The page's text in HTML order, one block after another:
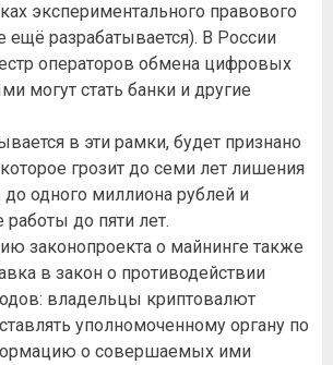
экспериментального правового
разрабатывается). В России
операторов обмена цифровых
могут стать банки и другие
в эти рамки, будет признано
грозит до семи лет лишения
одного миллиона рублей и
до пяти лет.
законопроекта о майнинге также
в закон о противодействии
владельцы криптовалют
уполномоченному органу по
о совершаемых ими